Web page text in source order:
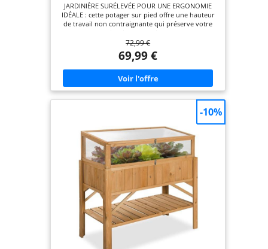
JARDINIÈRE SURÉLEVÉE POUR UNE ERGONOMIE
IDÉALE : cette potager sur pied offre une hauteur
de travail non contraignante qui préserve votre
aromatiques et vos tomates cerises sans vous
pencher. POTAGER SURÉLEVÉ POLYVALENT POUR
BALCON ET TERRASSE : idéal pour les petites
terrasses et balcons, ce bac potager accueille
facilement fraises, herbes aromatiques et légumes.
Un carré potager compact qui s'adapte à tous les
outils de jardinage et votre terreau directement
sous le bac de plantation. cette jardinière sur pied
offre un espace de rangement pratique pour tous
vos accessoires. CARRÉ POTAGER RÉSISTANT EN
BOIS DE PIN IMPRÉGNÉ DURABLE : ce potager hors
sol est fabriqué en bois de pin imprégné résistant
aux intempéries pour une durabilité maximale
sans maintenance intensive. JARDINIÈRE HAUTE
AVEC DIMENSIONS OPTIMALES ET CAPACITÉ
GÉNÉREUSE : ce bac surélevé mesure 119 x 57 x 90
cm (intérieures : 108 x 50 x 24 cm) avec une
capacité maximale de 120 kg. Livré avec 1 potager
complet et sa notice de montage illustrée.
72,99 €
69,99 €
-10%